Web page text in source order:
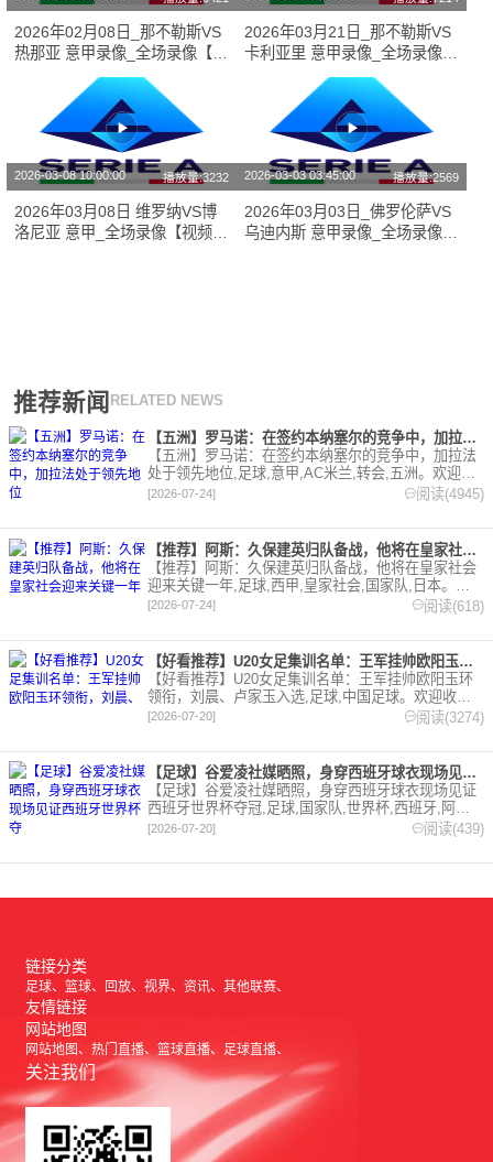
2026年02月08日_那不勒斯VS
热那亚 意甲录像_全场录像【全
2026年03月21日_那不勒斯VS
卡利亚里 意甲录像_全场录像
【高清回放】
2026-03-08 10:00:00 播放量:3232
2026年03月08日 维罗纳VS博
洛尼亚 意甲_全场录像【视频集
2026-03-03 03:45:00 播放量:2569
2026年03月03日_佛罗伦萨VS
乌迪内斯 意甲录像_全场录像
推荐新闻 RELATED NEWS
【五洲】罗马诺：在签约本纳塞尔的竞争中，加拉法处于领先地位
【五洲】罗马诺：在签约本纳塞尔的竞争中，加拉法
处于领先地位,足球,意甲,AC米兰,转会,五洲。欢迎收
藏本站，24小时为你更新最新的足球，篮球体育资
[2026-07-24] 阅读(4945)
【推荐】阿斯：久保建英归队备战，他将在皇家社会迎来关键一年
【推荐】阿斯：久保建英归队备战，他将在皇家社会
迎来关键一年,足球,西甲,皇家社会,国家队,日本。欢
迎收藏本站，24小时为你更新最新的足球，篮球体育
[2026-07-24] 阅读(618)
【好看推荐】U20女足集训名单：王军挂帅欧阳玉环领衔，刘晨、
【好看推荐】U20女足集训名单：王军挂帅欧阳玉环
领衔，刘晨、卢家玉入选,足球,中国足球。欢迎收藏
本站，24小时为你更新最新的足球，篮球体育资讯。
[2026-07-20] 阅读(3274)
【足球】谷爱凌社媒晒照，身穿西班牙球衣现场见证西班牙世界杯夺
【足球】谷爱凌社媒晒照，身穿西班牙球衣现场见证
西班牙世界杯夺冠,足球,国家队,世界杯,西班牙,阿根
廷,综合。欢迎收藏本站，24小时为你更新最新的足
[2026-07-20] 阅读(439)
链接分类
足球 篮球 回放 视界 资讯 其他联赛
友情链接
网站地图
网站地图 热门直播 篮球直播 足球直播
关注我们